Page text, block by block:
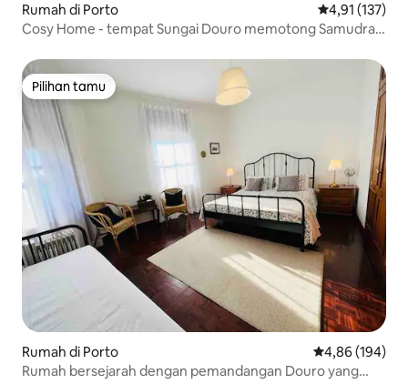
Rumah di Porto Nilai rata-rata
4,91 (137)
Cosy Home - tempat Sungai Douro memotong Samudra
Pilihan tamu
Pilihan tamu
Rumah di Porto Nilai rata-rata
4,86 (194)
Rumah bersejarah dengan pemandangan Douro yang